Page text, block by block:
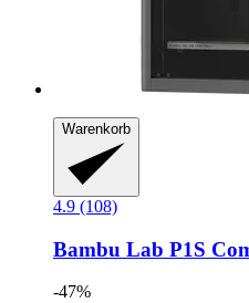
Warenkorb
4.9 (108)
Bambu Lab P1S
-47%